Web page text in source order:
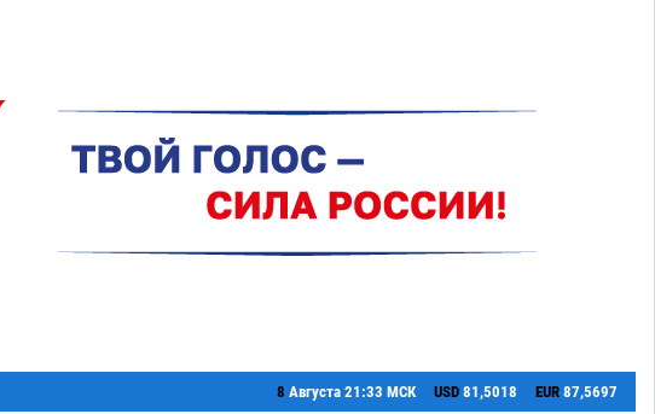
8 Августа 21:33 МСК USD 81,5018 EUR 87,5697